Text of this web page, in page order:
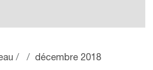
décembre 2018